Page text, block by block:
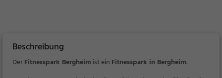
Beschreibung
DerFitnesspark Bergheim ist ein Fitnesspark in Bergheim.